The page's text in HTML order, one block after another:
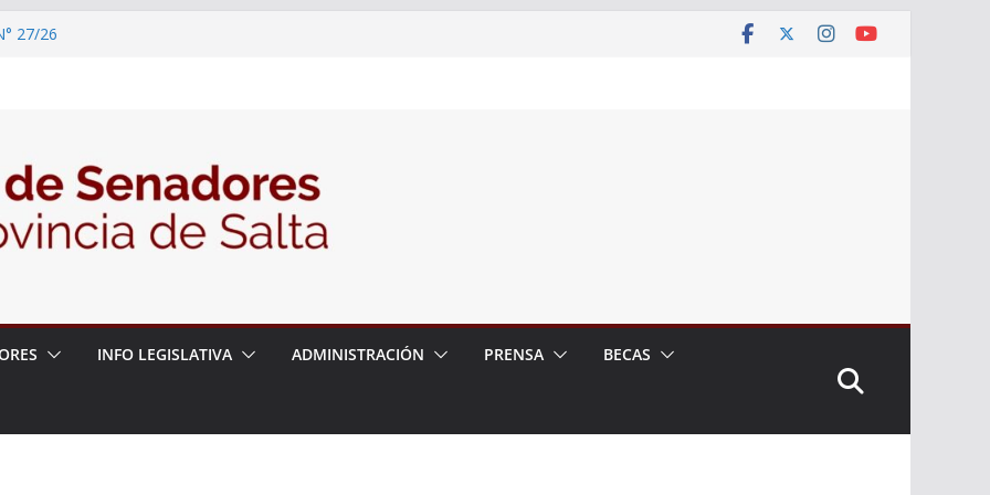
27/26
postulaciones a la Auditoría General
de seguridad provincial y propuso
con la Justicia
INFO LEGISLATIVA ADMINISTRACIÓN PRENSA BECAS